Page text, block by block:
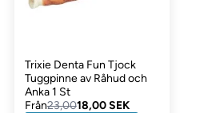
Trixie Denta Fun Tjock
Tuggpinne av Råhud och
Anka 1 St
Från23,0018,00 SEK